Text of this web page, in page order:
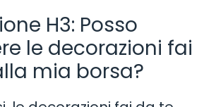
H3: Posso
le decorazioni fai
mia borsa?